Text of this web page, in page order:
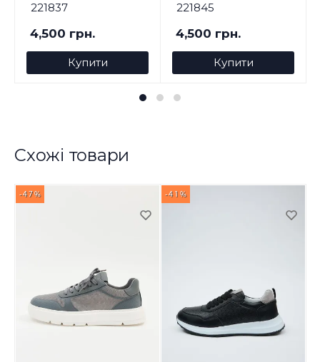
221837
4,500 грн.
Купити
221845
4,500 грн.
Купити
Схожі товари
-47% -41%